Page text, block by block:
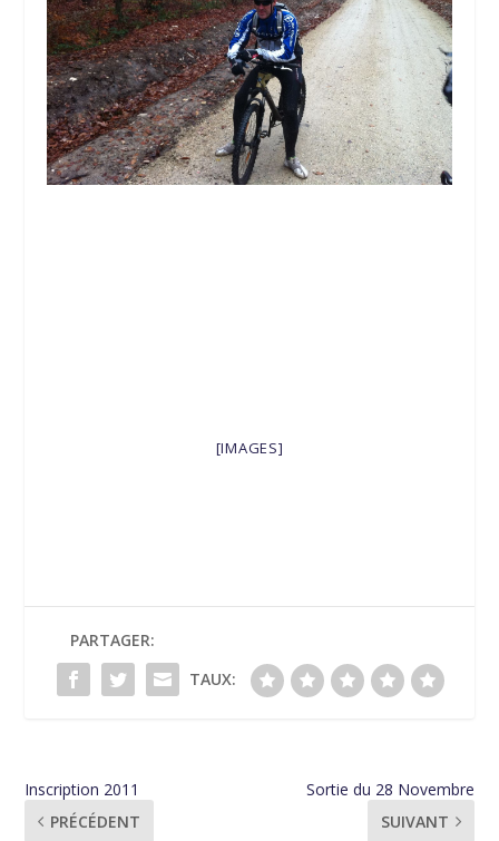
[IMAGES]
PARTAGER:
TAUX:
Inscription 2011
PRÉCÉDENT
Sortie du 28 Novembre
SUIVANT